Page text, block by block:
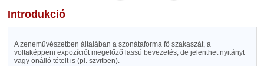
introdukció
A zeneművészetben általában a szonátaforma fő szakaszát, a
voltaképpeni expozíciót megelőző lassú bevezetés; de jelenthet nyitányt
vagy önálló tételt is (pl. szvitben).